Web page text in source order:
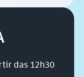
das 12h30